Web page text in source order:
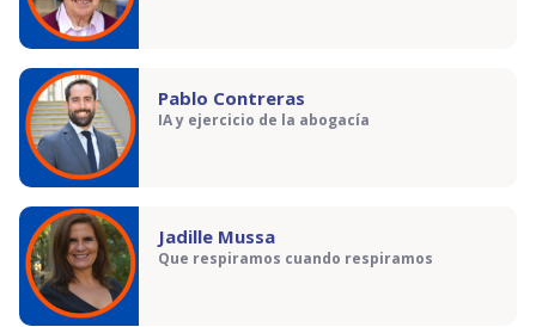
Pablo Contreras
IA y ejercicio de la abogacía
Jadille Mussa
Que respiramos cuando respiramos